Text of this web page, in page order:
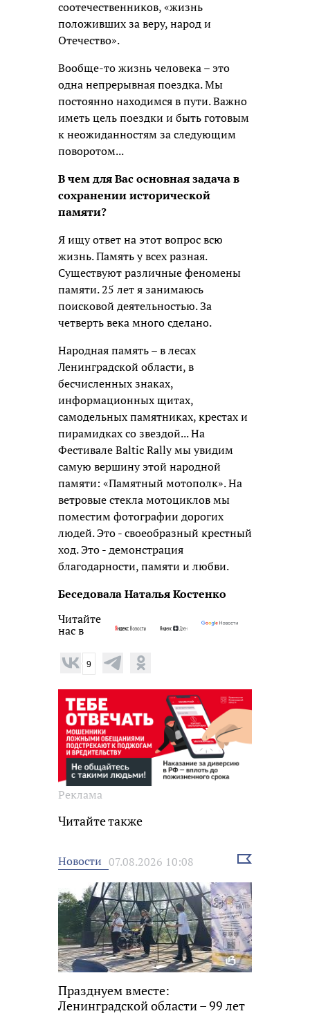
соотечественников, «жизнь
положивших за веру, народ и
Отечество».
Вообще-то жизнь человека – это
одна непрерывная поездка. Мы
постоянно находимся в пути. Важно
иметь цель поездки и быть готовым
к неожиданностям за следующим
поворотом...
В чем для Вас основная задача в
сохранении исторической
памяти?
Я ищу ответ на этот вопрос всю
жизнь. Память у всех разная.
Существуют различные феномены
памяти. 25 лет я занимаюсь
поисковой деятельностью. За
четверть века много сделано.
Народная память – в лесах
Ленинградской области, в
бесчисленных знаках,
информационных щитах,
самодельных памятниках, крестах и
пирамидках со звездой... На
Фестивале Baltic Rally мы увидим
самую вершину этой народной
памяти: «Памятный мотополк». На
ветровые стекла мотоциклов мы
поместим фотографии дорогих
людей. Это - своеобразный крестный
ход. Это - демонстрация
благодарности, памяти и любви.
Беседовала Наталья Костенко
Читайте
нас в
9
Реклама
Читайте также
Новости 07.08.2026 10:08
Выбрать
Празднуем вместе:
Ленинградской области – 99 лет